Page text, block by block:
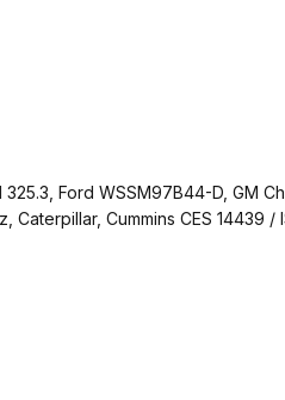
Ford WSSM97B44-D, GM
Cummins CES 14439